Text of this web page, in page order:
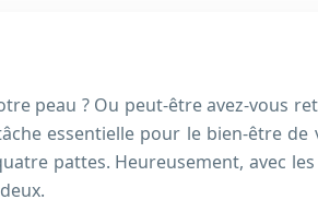
peau ? Ou peut-être avez-vous
essentielle pour le bien-être
pattes. Heureusement, avec